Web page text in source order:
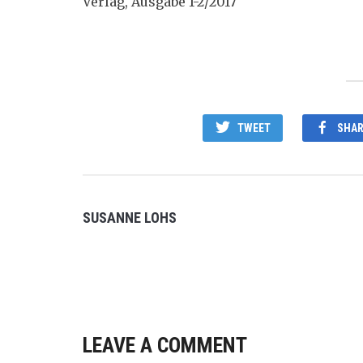
TWEET
SUSANNE LOHS
LEAVE A COMMENT